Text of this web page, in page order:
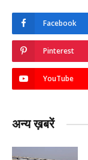
Facebook
Pinterest
YouTube
अन्य ख़बरें